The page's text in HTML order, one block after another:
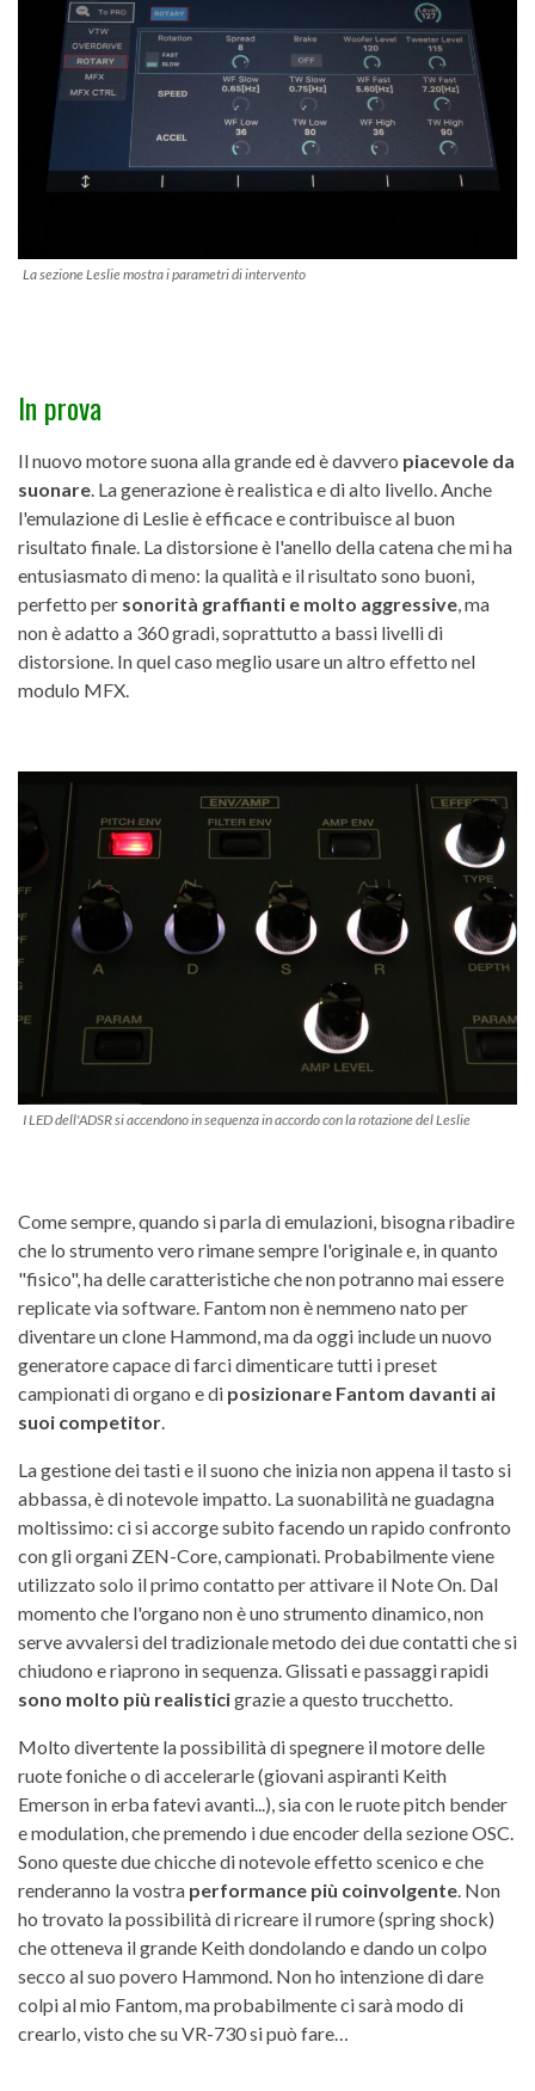
La sezione Leslie mostra i parametri di intervento
In prova
Il nuovo motore suona alla grande ed è davvero piacevole da
suonare. La generazione è realistica e di alto livello. Anche
l'emulazione di Leslie è efficace e contribuisce al buon
risultato finale. La distorsione è l'anello della catena che mi ha
entusiasmato di meno: la qualità e il risultato sono buoni,
perfetto per sonorità graffianti e molto aggressive, ma
non è adatto a 360 gradi, soprattutto a bassi livelli di
distorsione. In quel caso meglio usare un altro effetto nel
modulo MFX.
I LED dell'ADSR si accendono in sequenza in accordo con la rotazione del Leslie
Come sempre, quando si parla di emulazioni, bisogna ribadire
che lo strumento vero rimane sempre l'originale e, in quanto
"fisico", ha delle caratteristiche che non potranno mai essere
replicate via software. Fantom non è nemmeno nato per
diventare un clone Hammond, ma da oggi include un nuovo
generatore capace di farci dimenticare tutti i preset
campionati di organo e di posizionare Fantom davanti ai
suoi competitor
La gestione dei tasti e il suono che inizia non appena il tasto si
abbassa, è di notevole impatto. La suonabilità ne guadagna
moltissimo: ci si accorge subito facendo un rapido confronto
con gli organi ZEN-Core, campionati. Probabilmente viene
utilizzato solo il primo contatto per attivare il Note On. Dal
momento che l'organo non è uno strumento dinamico, non
serve avvalersi del tradizionale metodo dei due contatti che si
chiudono e riaprono in sequenza. Glissati e passaggi rapidi
sono molto più realisticigrazie a questo trucchetto.
Molto divertente la possibilità di spegnere il motore delle
ruote foniche o di accelerarle (giovani aspiranti Keith
Emerson in erba fatevi avanti...), sia con le ruote pitch bender
e modulation, che premendo i due encoder della sezione OSC.
Sono queste due chicche di notevole effetto scenico e che
renderanno la vostra performance più coinvolgente . Non
ho trovato la possibilità di ricreare il rumore (spring shock)
che otteneva il grande Keith dondolando e dando un colpo
secco al suo povero Hammond. Non ho intenzione di dare
colpi al mio Fantom, ma probabilmente ci sarà modo di
crearlo, visto che su VR-730 si può fare…